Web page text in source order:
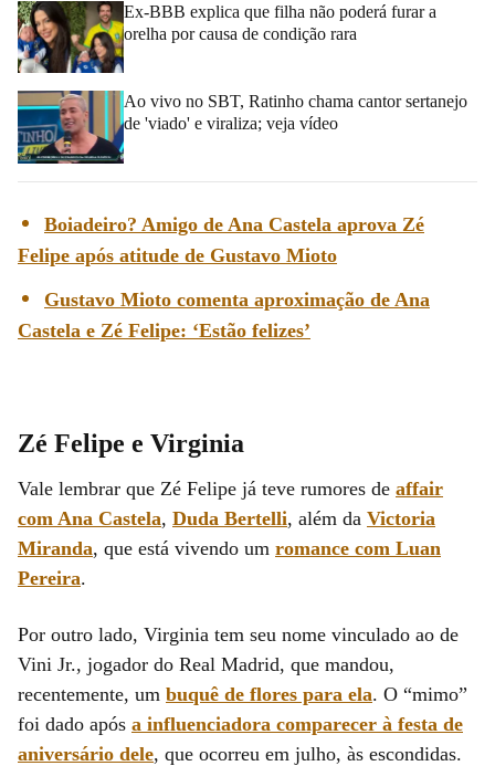
Ex-BBB explica que filha não poderá furar a
orelha por causa de condição rara
Ao vivo no SBT, Ratinho chama cantor sertanejo
de 'viado' e viraliza; veja vídeo
Boiadeiro? Amigo de Ana Castela aprova Zé
Felipe após atitude de Gustavo Mioto
Gustavo Mioto comenta aproximação de Ana
Castela e Zé Felipe: ‘Estão felizes’
Zé Felipe e Virginia
Vale lembrar que Zé Felipe já teve rumores de affair
com Ana Castela, Duda Bertelli, além da Victoria
Miranda, que está vivendo um romance com Luan
Pereira.
Por outro lado, Virginia tem seu nome vinculado ao de
Vini Jr., jogador do Real Madrid, que mandou,
recentemente, um buquê de flores para ela. O “mimo”
foi dado após a influenciadora comparecer à festa de
aniversário dele, que ocorreu em julho, às escondidas.